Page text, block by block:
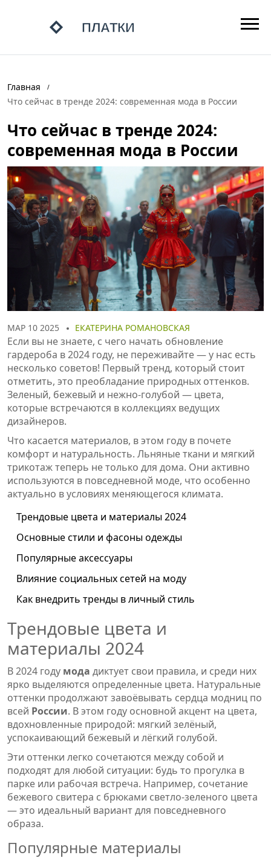
Главная
Что сейчас в тренде 2024: современная мода в России
Что сейчас в тренде 2024:
современная мода в России
МАР 10 2025 ЕКАТЕРИНА РОМАНОВСКАЯ
Если вы не знаете, с чего начать обновление
гардероба в 2024 году, не переживайте — у нас есть
несколько советов! Первый тренд, который стоит
отметить, это преобладание природных оттенков.
Зеленый, бежевый и нежно-голубой — цвета,
которые встречаются в коллекциях ведущих
дизайнеров.
Что касается материалов, в этом году в почете
комфорт и натуральность. Льняные ткани и мягкий
трикотаж теперь не только для дома. Они активно
используются в повседневной моде, что особенно
актуально в условиях меняющегося климата.
Трендовые цвета и материалы 2024
Основные стили и фасоны одежды
Популярные аксессуары
Влияние социальных сетей на моду
Как внедрить тренды в личный стиль
Трендовые цвета и
материалы 2024
В 2024 году мода диктует свои правила, и среди них
ярко выделяются определенные цвета. Натуральные
оттенки продолжают завоёвывать сердца модниц по
всей России. В этом году основной акцент на цвета,
вдохновленные природой: мягкий зелёный,
успокаивающий бежевый и лёгкий голубой.
Эти оттенки легко сочетаются между собой и
подходят для любой ситуации: будь то прогулка в
парке или рабочая встреча. Например, сочетание
бежевого свитера с брюками светло-зеленого цвета
— это идеальный вариант для повседневного
образа.
Популярные материалы